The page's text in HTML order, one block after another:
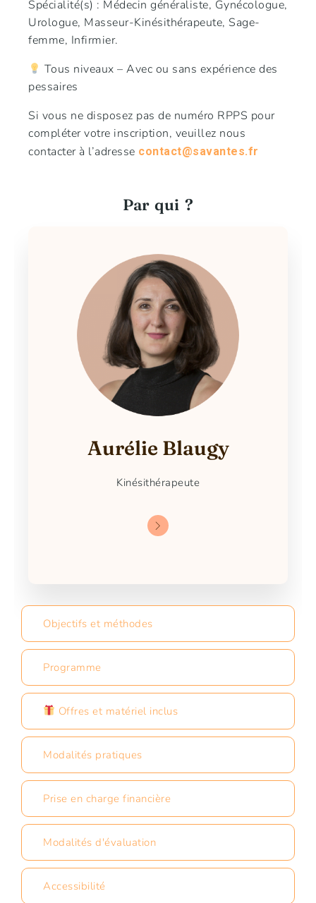
Spécialité(s) : Médecin généraliste, Gynécologue,
Urologue, Masseur-Kinésithérapeute, Sage-
femme, Infirmier.
Tous niveaux – Avec ou sans expérience des
pessaires
Si vous ne disposez pas de numéro RPPS pour
compléter votre inscription, veuillez nous
contacter à l’adresse contact@savantes.fr
Par qui ?
Aurélie Blaugy
Kinésithérapeute
Objectifs et méthodes
Programme
Offres et matériel inclus
Modalités pratiques
Prise en charge financière
Modalités d'évaluation
Accessibilité